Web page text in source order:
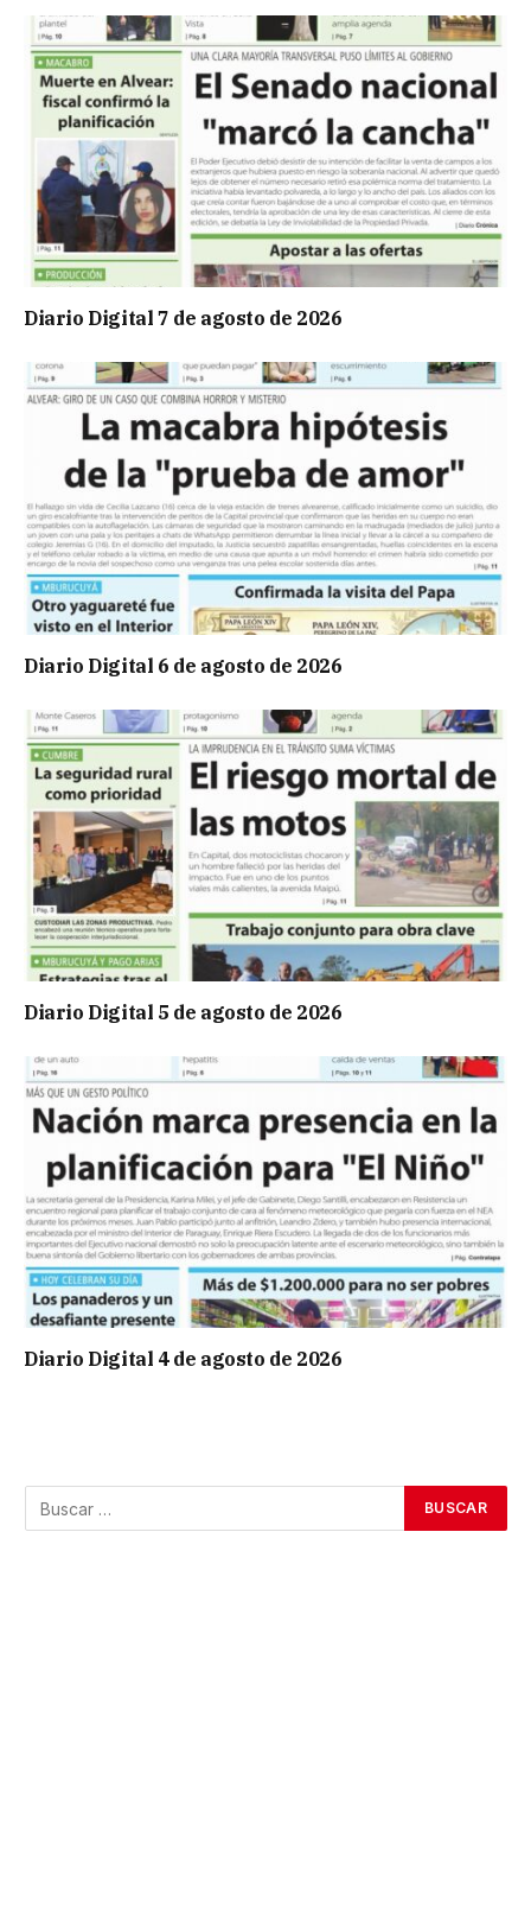
Diario Digital 7 de agosto de 2026
Diario Digital 6 de agosto de 2026
Diario Digital 5 de agosto de 2026
Diario Digital 4 de agosto de 2026